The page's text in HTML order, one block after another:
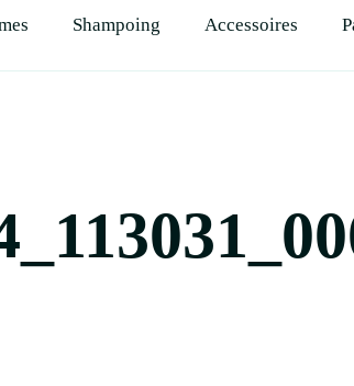
Shampoing Accessoires